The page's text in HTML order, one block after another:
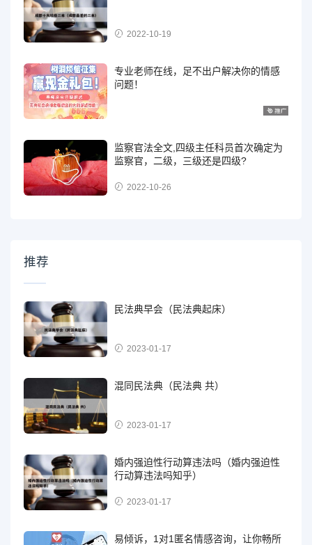
2022-10-19
专业老师在线，足不出户解决你的情感
问题！
监察官法全文,四级主任科员首次确定为
监察官，二级，三级还是四级?
2022-10-26
推荐
民法典早会（民法典起床）
2023-01-17
混同民法典（民法典 共）
2023-01-17
婚内强迫性行动算违法吗（婚内强迫性
行动算违法吗知乎）
2023-01-17
易倾诉，1对1匿名情感咨询，让你畅所